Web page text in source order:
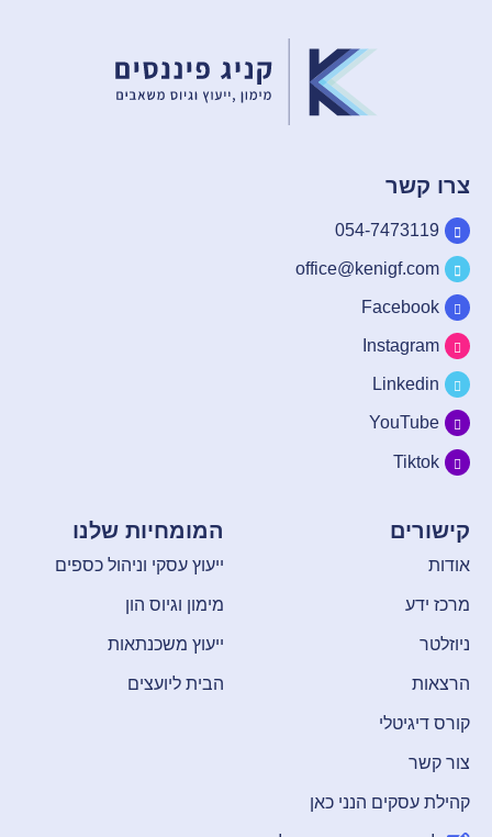
צרו קשר
054-7473119
office@kenigf.com
Facebook
Instagram
Linkedin
YouTube
Tiktok
קישורים
אודות
מרכז ידע
ניוזלטר
הרצאות
קורס דיגיטלי
צור קשר
קהילת עסקים הנני כאן
המומחיות שלנו
ייעוץ עסקי וניהול כספים
מימון וגיוס הון
ייעוץ משכנתאות
הבית ליועצים